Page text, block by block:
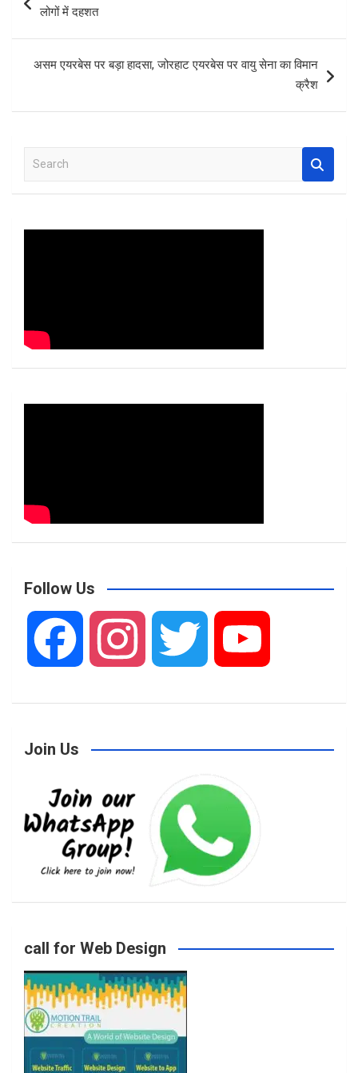
k
p
लोगों में दहशत
असम एयरबेस पर बड़ा हादसा, जोरहाट एयरबेस पर वायु सेना का विमान
क्रैश
a
Follow Us
e
b
o
k
s
r
a
i u
Join Us
call for Web Design